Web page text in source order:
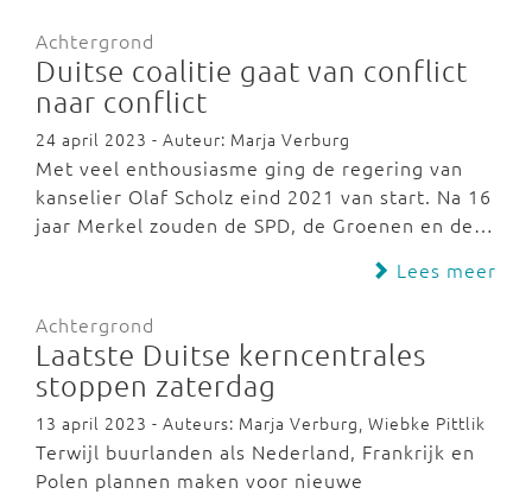
Achtergrond
Duitse coalitie gaat van conflict
naar conflict
24 april 2023 - Auteur: Marja Verburg
Met veel enthousiasme ging de regering van
kanselier Olaf Scholz eind 2021 van start. Na 16
jaar Merkel zouden de SPD, de Groenen en de…
Lees meer
Achtergrond
Laatste Duitse kerncentrales
stoppen zaterdag
13 april 2023 - Auteurs: Marja Verburg, Wiebke Pittlik
Terwijl buurlanden als Nederland, Frankrijk en
Polen plannen maken voor nieuwe